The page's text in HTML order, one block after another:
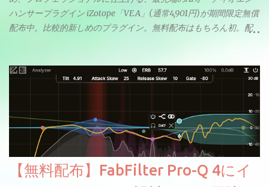
ハンサープラグイン iZotope「VEA」(通常4,901円)が期間限定無償
配布中。比較的新しめのプラグイン。無料配布はもちろん初。配
【無料配布】FabFilter Pro-Q 4にイ